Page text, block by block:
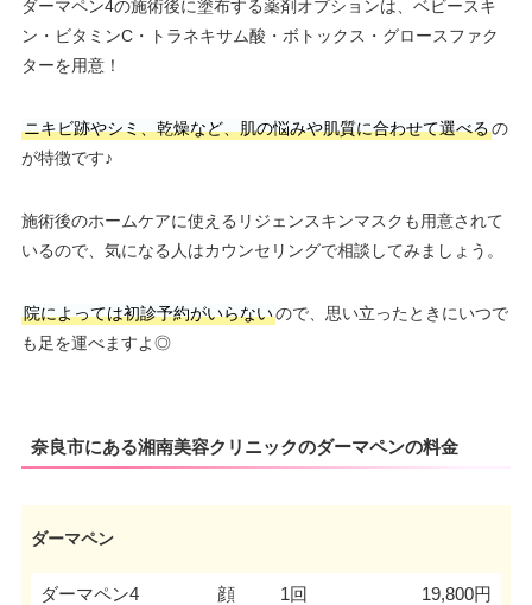
ダーマペン4の施術後に塗布する薬剤オプションは、ベビースキ
ン・ビタミンC・トラネキサム酸・ボトックス・グロースファク
ターを用意！
ニキビ跡やシミ、乾燥など、肌の悩みや肌質に合わせて選べるの
が特徴です♪
施術後のホームケアに使えるリジェンスキンマスクも用意されて
いるので、気になる人はカウンセリングで相談してみましょう。
院によっては初診予約がいらないので、思い立ったときにいつで
も足を運べますよ◎
奈良市にある湘南美容クリニックのダーマペンの料金
ダーマペン
ダーマペン4 顔 1回 19,800円